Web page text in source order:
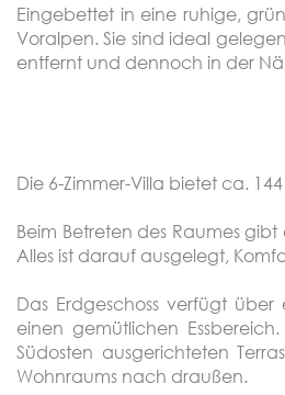
Eingebettet in eine ruhige,
Voralpen. Sie sind ideal
entfernt und dennoch in der
Die 6-Zimmer-Villa bietet ca.
Beim Betreten des Raumes
Alles ist darauf ausgelegt,
Das Erdgeschoss verfügt
einen gemütlichen
Südosten ausgerichteten
Wohnraums nach draußen.